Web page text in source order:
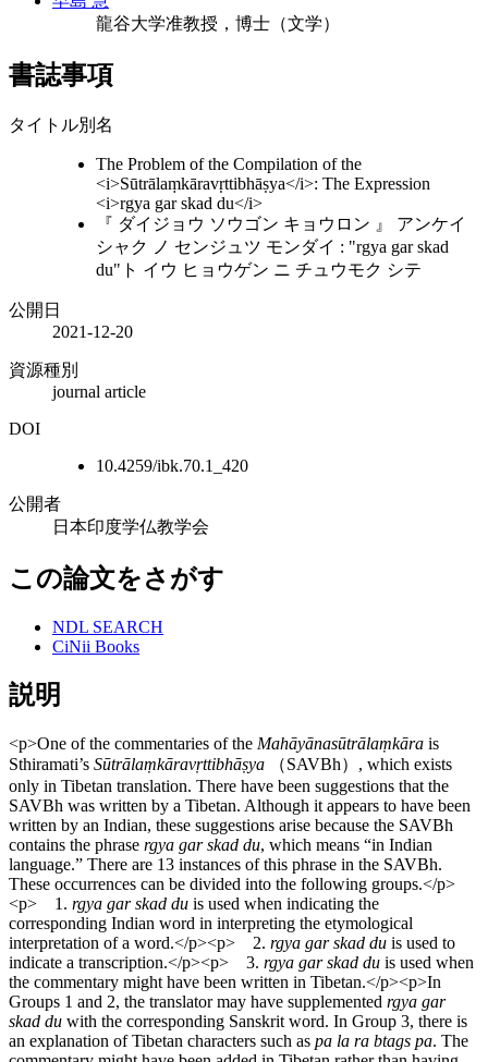
龍谷大学准教授，博士（文学）
書誌事項
タイトル別名
The Problem of the Compilation of the
<i>Sūtrālaṃkāravṛttibhāṣya</i>: The Expression
<i>rgya gar skad du</i>
『 ダイジョウ ソウゴン キョウロン 』 アンケイ
シャク ノ センジュツ モンダイ : "rgya gar skad
du"ト イウ ヒョウゲン ニ チュウモク シテ
公開日
2021-12-20
資源種別
journal article
DOI
10.4259/ibk.70.1_420
公開者
日本印度学仏教学会
この論文をさがす
NDL SEARCH
CiNii Books
説明
<p>One of the commentaries of the Mahāyānasūtrālaṃkāra is
Sthiramati’s Sūtrālaṃkāravṛttibhāṣya （SAVBh）, which exists
only in Tibetan translation. There have been suggestions that the
SAVBh was written by a Tibetan. Although it appears to have been
written by an Indian, these suggestions arise because the SAVBh
contains the phrase rgya gar skad du, which means “in Indian
language.” There are 13 instances of this phrase in the SAVBh.
These occurrences can be divided into the following groups.</p>
<p> 1. rgya gar skad du is used when indicating the
corresponding Indian word in interpreting the etymological
interpretation of a word.</p><p> 2. rgya gar skad du is used to
indicate a transcription.</p><p> 3. rgya gar skad du is used when
the commentary might have been written in Tibetan.</p><p>In
Groups 1 and 2, the translator may have supplemented rgya gar
skad du with the corresponding Sanskrit word. In Group 3, there is
an explanation of Tibetan characters such as pa la ra btags pa. The